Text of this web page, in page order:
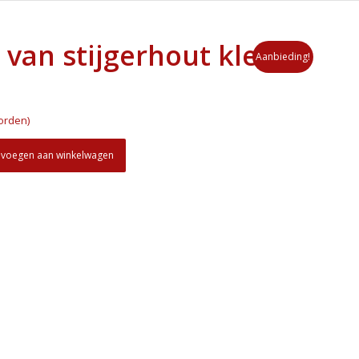
Aanbieding!
van stijgerhout klein
aan winkelwagen